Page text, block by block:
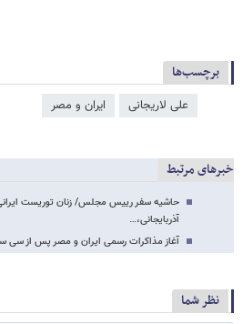
برچسب‌ها
علی لاریجانی ایران و مصر
خبرهای مرتبط
حاشیه سفر رییس مجلس/ زنان توریست
آذربایجانی،…
آغاز مذاکرات رسمی ایران و مصر پس از سی
نظر شما